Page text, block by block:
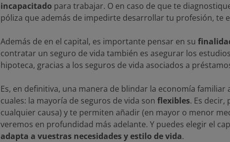
incapacitado para trabajar. O en caso de que te
póliza que además de impedirte desarrollar tu profesión, te
Además de en el capital, es importante pensar en su
contratar un seguro de vida también es asegurar los
hipoteca, gracias a los seguros de vida asociados a
Es, en definitiva, una manera de blindar la economía
cuales: la mayoría de seguros de vida son flexibles. Es
cualquier causa) y te permiten añadir (en mayor o menor
veremos en profundidad más adelante. Y puedes elegir el
adapta a vuestras necesidades y estilo de vida.